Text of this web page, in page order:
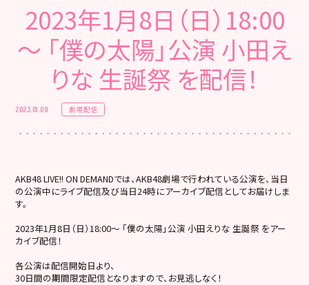
2023年1月8日（日）18:00
～ 「僕の太陽」公演 小田え
りな 生誕祭 を配信！
2023.01.09 劇場配信
AKB48 LIVE!! ON DEMANDでは、AKB48劇場で行われている公演を、当日
の公演中にライブ配信及び当日24時にアーカイブ配信としてお届けしま
す。
2023年1月8日（日）18:00～ 「僕の太陽」公演 小田えりな 生誕祭 をアー
カイブ配信！
各公演は配信開始日より、
30日間の期間限定配信となりますので、お見逃しなく！